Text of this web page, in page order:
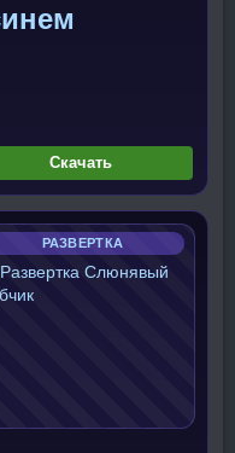
Скачать
РАЗВЕРТКА